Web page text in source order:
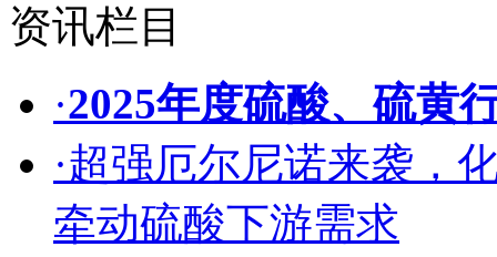
资讯栏目
·2025年度硫酸、硫黄
·超强厄尔尼诺来袭，
牵动硫酸下游需求